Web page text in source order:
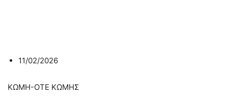
11/02/2026
ΚΩΜΗ-ΟΤΕ ΚΩΜΗΣ